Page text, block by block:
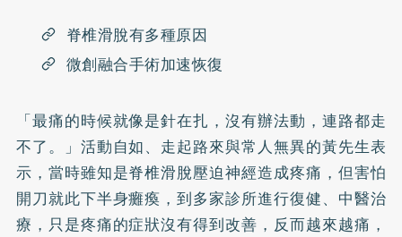
脊椎滑脫有多種原因
微創融合手術加速恢復
「最痛的時候就像是針在扎，沒有辦法動，連路都走
不了。」活動自如、走起路來與常人無異的黃先生表
示，當時雖知是脊椎滑脫壓迫神經造成疼痛，但害怕
開刀就此下半身癱瘓，到多家診所進行復健、中醫治
療，只是疼痛的症狀沒有得到改善，反而越來越痛，